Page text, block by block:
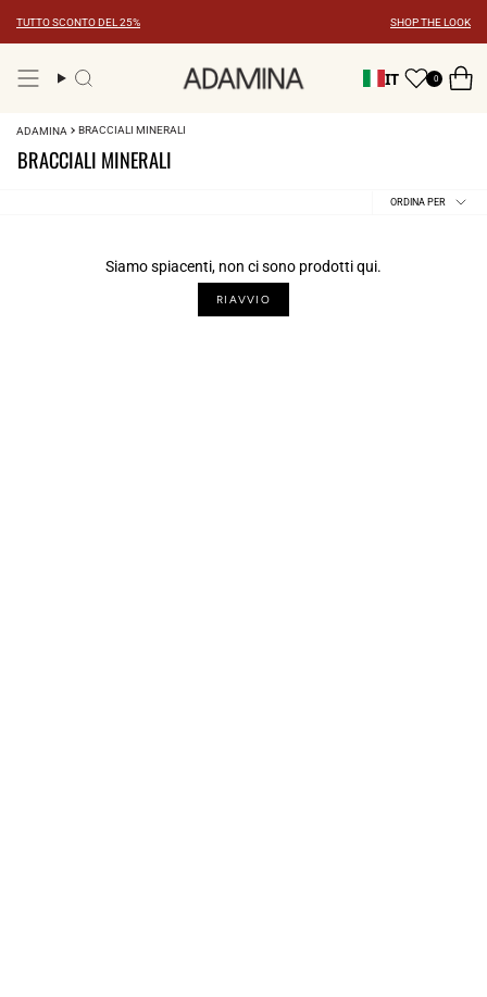
contenuto
TUTTO SCONTO DEL 25% SHOP THE LOOK
Ricerca IT 0
ADAMINA BRACCIALI MINERALI
BRACCIALI MINERALI
Ordina
ORDINA PER
Siamo spiacenti, non ci sono prodotti qui.
RIAVVIO